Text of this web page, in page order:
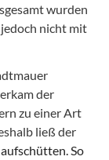
wurden
nicht mit
der
zu einer Art
ließ der
So